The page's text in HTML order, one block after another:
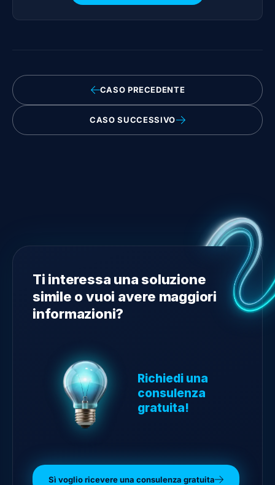
CASO PRECEDENTE
CASO SUCCESSIVO
Ti interessa una soluzione
simile o vuoi avere maggiori
informazioni?
Richiedi una
consulenza
gratuita!
Sì voglio ricevere una consulenza gratuita